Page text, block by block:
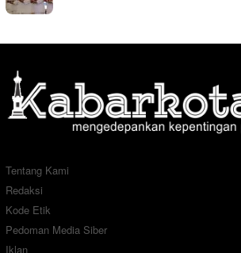
Tentang Kami
Redaksi
Kode Etik
Pedoman Media Siber
Iklan